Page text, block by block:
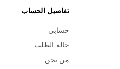
تفاصيل الحساب
حسابي
حالة الطلب
من نحن